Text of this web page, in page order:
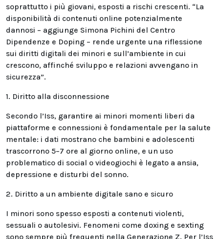
soprattutto i più giovani, esposti a rischi crescenti. “La
disponibilità di contenuti online potenzialmente
dannosi – aggiunge Simona Pichini del Centro
Dipendenze e Doping – rende urgente una riflessione
sui diritti digitali dei minori e sull’ambiente in cui
crescono, affinché sviluppo e relazioni avvengano in
sicurezza”.
1. Diritto alla disconnessione
Secondo l’Iss, garantire ai minori momenti liberi da
piattaforme e connessioni è fondamentale per la salute
mentale: i dati mostrano che bambini e adolescenti
trascorrono 5–7 ore al giorno online, e un uso
problematico di social o videogiochi è legato a ansia,
depressione e disturbi del sonno.
2. Diritto a un ambiente digitale sano e sicuro
I minori sono spesso esposti a contenuti violenti,
sessuali o autolesivi. Fenomeni come doxing e sexting
sono sempre più frequenti nella Generazione Z. Per l’Iss